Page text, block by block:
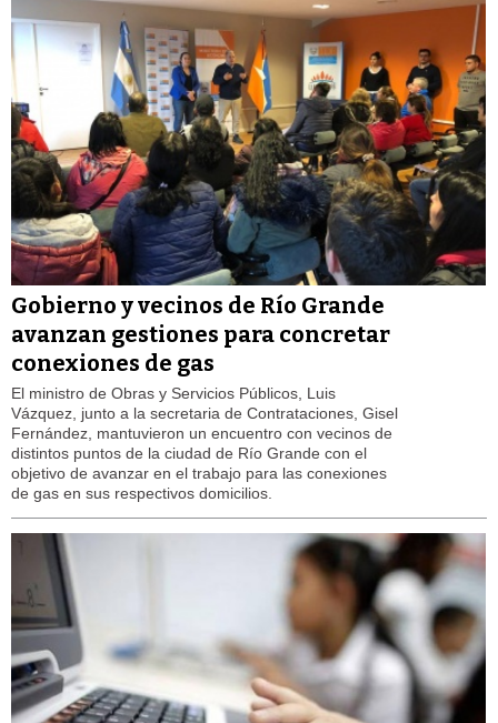
Gobierno y vecinos de Río Grande
avanzan gestiones para concretar
conexiones de gas
El ministro de Obras y Servicios Públicos, Luis
Vázquez, junto a la secretaria de Contrataciones, Gisel
Fernández, mantuvieron un encuentro con vecinos de
distintos puntos de la ciudad de Río Grande con el
objetivo de avanzar en el trabajo para las conexiones
de gas en sus respectivos domicilios.